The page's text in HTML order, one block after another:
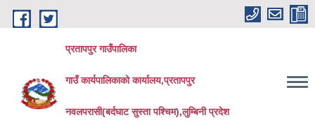
Skip to main content
प्रतापपुर गाउँपालिका
गाउँ कार्यपालिकाको कार्यालय,प्रतापपुर
नवलपरासी(बर्दघाट सुस्ता पश्चिम),लुम्बिनी प्रदेश